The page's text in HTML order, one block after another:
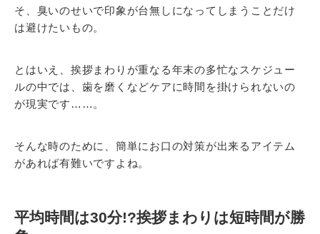
そ、臭いのせいで印象が台無しになってしまうことだけ
は避けたいもの。
とはいえ、挨拶まわりが重なる年末の多忙なスケジュー
ルの中では、歯を磨くなどケアに時間を掛けられないの
が現実です……。
そんな時のために、簡単にお口の対策が出来るアイテム
があれば有難いですよね。
平均時間は30分!?挨拶まわりは短時間が勝